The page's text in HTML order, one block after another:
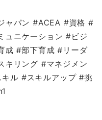
ャパン #ACEA #資格 #
ュニケーション #ビジ
成 #部下育成 #リーダ
キリング #マネジメン
ル #スキルアップ #挑